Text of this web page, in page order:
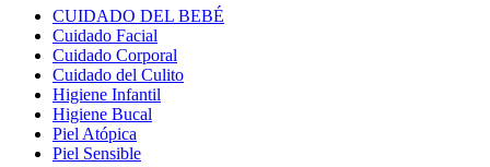
CUIDADO DEL BEBÉ
Cuidado Facial
Cuidado Corporal
Cuidado del Culito
Higiene Infantil
Higiene Bucal
Piel Atópica
Piel Sensible